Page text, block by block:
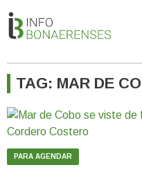
TAG: MAR DE
PARA AGENDAR